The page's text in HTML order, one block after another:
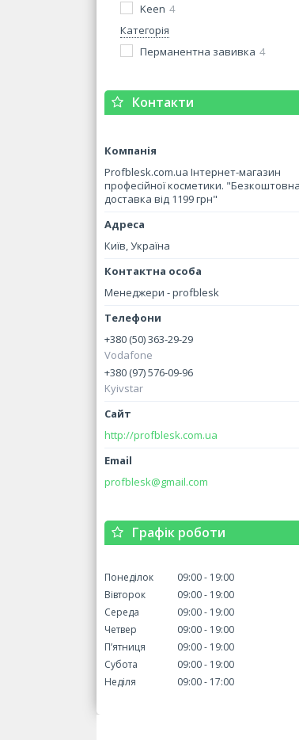
Keen 4
Категорія
Перманентна завивка 4
Контакти
Profblesk.com.ua Інтернет-магазин
професійної косметики. "Безкоштовна
доставка від 1199 грн"
Київ, Україна
Менеджери - profblesk
+380 (50) 363-29-29
Vodafone
+380 (97) 576-09-96
Kyivstar
http://profblesk.com.ua
profblesk@gmail.com
Графік роботи
Понеділок 09:00
19:00
Вівторок
09:00
19:00
Середа
09:00
19:00
Четвер
09:00
19:00
Пʼятниця
09:00
19:00
Субота
09:00
19:00
Неділя
09:00 17:00